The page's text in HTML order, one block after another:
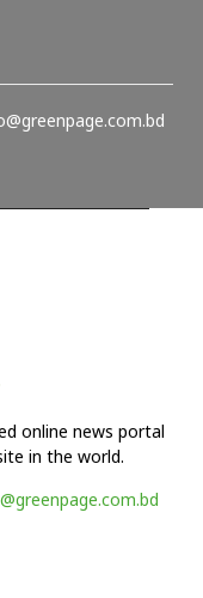
online news portal
in the world.